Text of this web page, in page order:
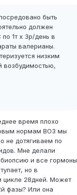
быть
должен
1т х 3р/день в
валерианы.
низким
возбудимостью,
время плохо
нормам ВОЗ мы
не дотягиваем по
Мне делали
и все гормоны
но в
цикле 28дней. Может
фазы? Или она